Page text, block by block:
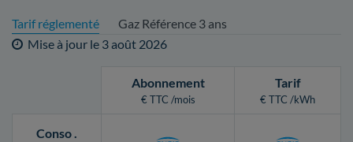
Tarif réglementé
Gaz Référence 3 ans
Mise à jour le 3 août 2026
Abonnement
€ TTC /mois
Tarif
€ TTC /kWh
Conso.